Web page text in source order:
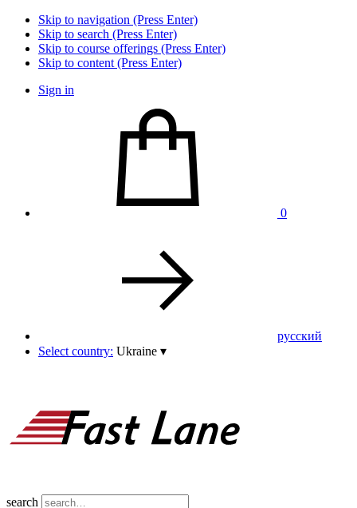
Skip to navigation (Press Enter)
Skip to search (Press Enter)
Skip to course offerings (Press Enter)
Skip to content (Press Enter)
Sign in
0
pусский
Select country: Ukraine ▾
search